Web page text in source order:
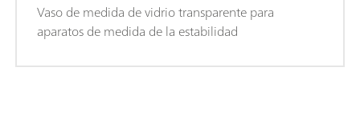
Vaso de medida de vidrio transparente para
aparatos de medida de la estabilidad